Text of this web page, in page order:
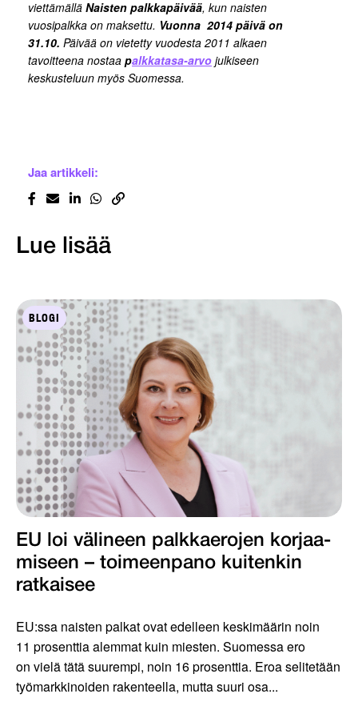
viettämällä Naisten palkkapäivää, kun naisten
vuosipalkka on maksettu. Vuonna 2014 päivä on
31.10. Päivää on vietetty vuodesta 2011 alkaen
tavoitteena nostaa palkkatasa-arvo julkiseen
keskusteluun myös Suomessa.
Jaa artikkeli:
Lue lisää
BLOGI
EU loi välineen palkkaerojen korjaa­
miseen – toimeenpano kuiten­kin
ratkaisee
EU:ssa naisten palkat ovat edelleen keskimäärin noin
11 prosenttia alemmat kuin miesten. Suomessa ero
on vielä tätä suurempi, noin 16 prosenttia. Eroa selitetään
työmarkkinoiden rakenteella, mutta suuri osa...